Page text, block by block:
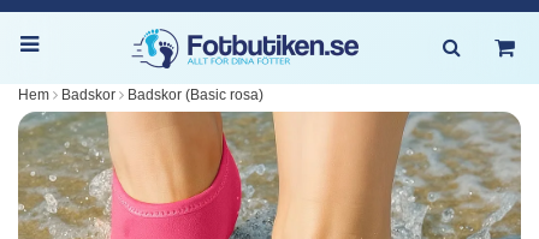
Hem Badskor Badskor (Basic rosa)